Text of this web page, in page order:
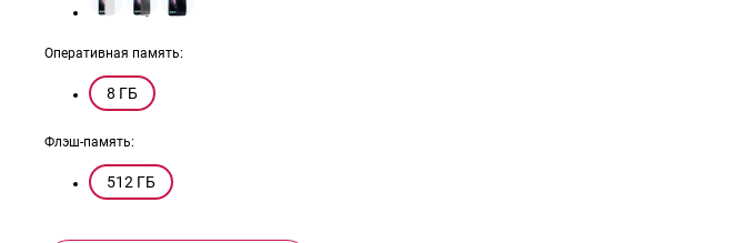
Оперативная память:
8 ГБ
Флэш-память:
512 ГБ